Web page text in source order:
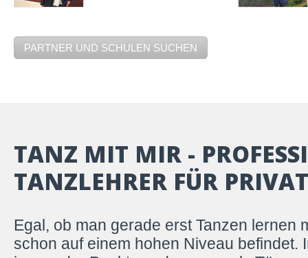
PARTNER UND SCHULEN SUCHEN
TANZ MIT MIR -
TANZLEHRER FÜR
Egal, ob man gerade erst Tanzen lernen
schon auf einem hohen Niveau befindet.